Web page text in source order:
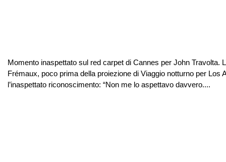
Momento inaspettato sul red carpet di Cannes per John Travolta.
Frémaux, poco prima della proiezione di Viaggio notturno per
l’inaspettato riconoscimento: “Non me lo aspettavo davvero....